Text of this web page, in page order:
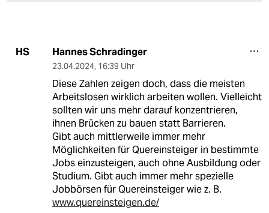
HS Hannes Schradinger
23.04.2024, 16:39 Uhr
Diese Zahlen zeigen doch, dass die meisten
Arbeitslosen wirklich arbeiten wollen. Vielleicht
sollten wir uns mehr darauf konzentrieren,
ihnen Brücken zu bauen statt Barrieren.
Gibt auch mittlerweile immer mehr
Möglichkeiten für Quereinsteiger in bestimmte
Jobs einzusteigen, auch ohne Ausbildung oder
Studium. Gibt auch immer mehr spezielle
Jobbörsen für Quereinsteiger wie z. B.
www.quereinsteigen.de/